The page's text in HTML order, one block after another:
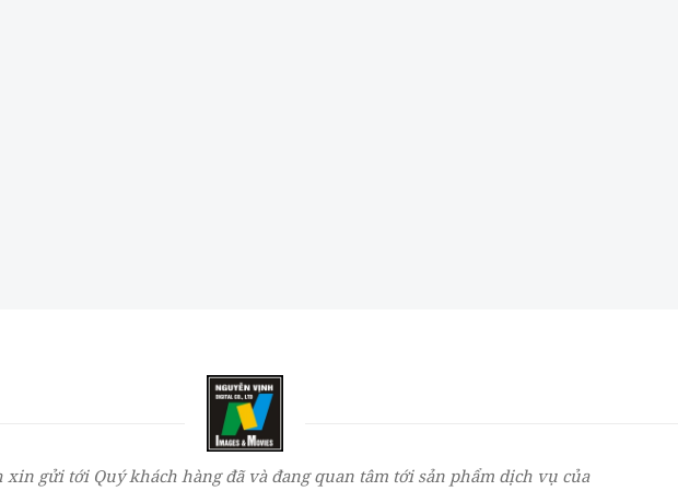
xin gửi tới Quý khách hàng đã và đang quan tâm tới sản phẩm dịch vụ của